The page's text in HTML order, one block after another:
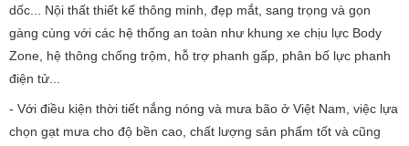
dốc... Nội thất thiết kế thông minh, đẹp mắt, sang trọng và gọn
gàng cùng với các hệ thống an toàn như khung xe chịu lực Body
Zone, hệ thông chống trộm, hỗ trợ phanh gấp, phân bố lực phanh
điện tử...
- Với điều kiện thời tiết nắng nóng và mưa bão ở Việt Nam, việc lựa
chọn gạt mưa cho độ bền cao, chất lượng sản phẩm tốt và cũng